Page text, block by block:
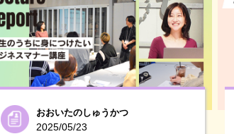
おおいたのしゅうかつ
2025/05/23